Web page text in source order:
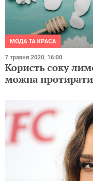
МОДА ТА КРАСА
7 травня 2020, 16:00
Користь соку
можна